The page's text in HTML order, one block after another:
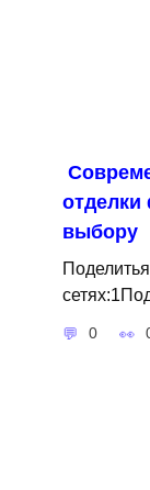
выбору
0